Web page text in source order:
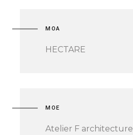
MOA
HECTARE
MOE
Atelier F architecture